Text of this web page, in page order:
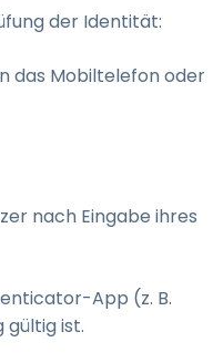
der Identität:
das Mobiltelefon oder
nach Eingabe ihres
App (z. B.
gültig ist.